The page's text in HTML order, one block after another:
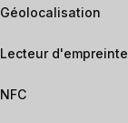
Géolocalisation
Lecteur d'empreinte
NFC